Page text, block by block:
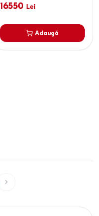
16550 Lei
Adaugă